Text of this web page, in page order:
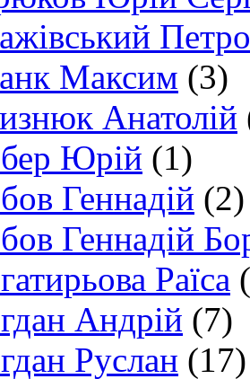
Петро
Максим (3)
Анатолій
Юрій (1)
Геннадій (2)
Геннадій
Раїса
Андрій (7)
Руслан (17)